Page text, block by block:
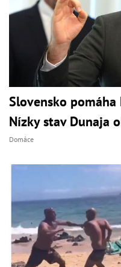
Slovensko
Nízky stav Dunaja
Domáce